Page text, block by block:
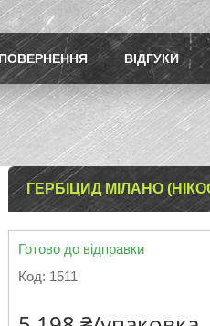
ВІДГУКИ
ГЕРБІЦИД МІЛАНО
Готово до відправки
Код: 1511